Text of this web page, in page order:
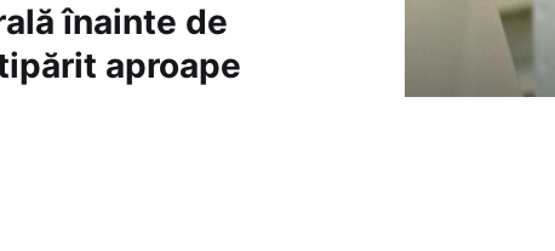
înainte de
aproape